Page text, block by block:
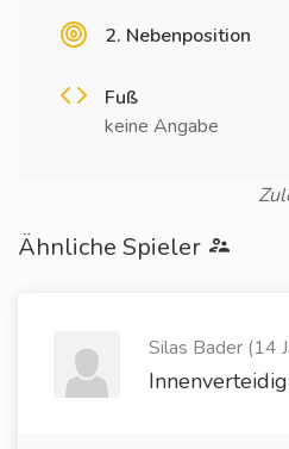
2. Nebenposition
Fuß
keine Angabe
Ähnliche Spieler
Silas Bader (14